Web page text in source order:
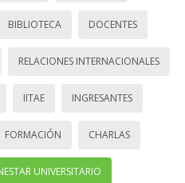
BIBLIOTECA DOCENTES
RELACIONES INTERNACIONALES
IITAE INGRESANTES
FORMACIÓN CHARLAS
UNIVERSITARIO